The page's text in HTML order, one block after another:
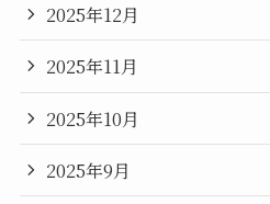
2025年12月
2025年11月
2025年10月
2025年9月